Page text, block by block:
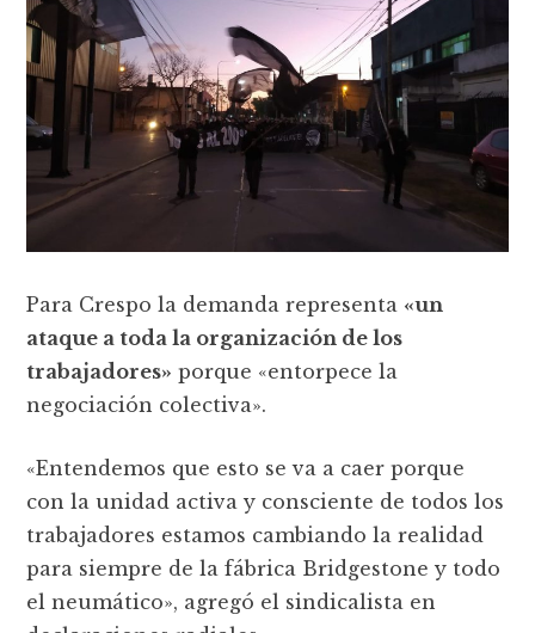
Para Crespo la demanda representa «un
ataque a toda la organización de los
trabajadores» porque «entorpece la
negociación colectiva».
«Entendemos que esto se va a caer porque
con la unidad activa y consciente de todos los
trabajadores estamos cambiando la realidad
para siempre de la fábrica Bridgestone y todo
el neumático», agregó el sindicalista en